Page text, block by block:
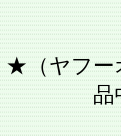
★（ヤフー
品